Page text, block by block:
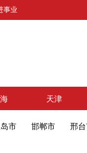
事业
海 天津
市 邯郸市 邢